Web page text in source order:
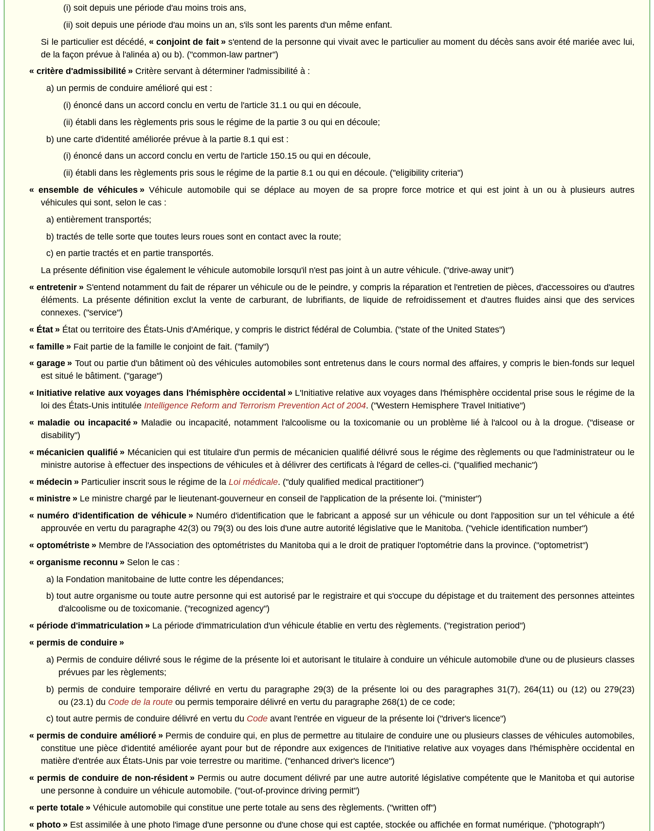
(i) soit depuis une période d'au moins trois ans,
(ii) soit depuis une période d'au moins un an, s'ils sont les parents d'un même enfant.
Si le particulier est décédé,« conjoint de fait »s'entend de la personne qui vivait avec le particulier au moment du décès sans avoir été mariée avec lui,
de la façon prévue à l'alinéa a) ou b). ("common-law partner")
« critère d'admissibilité »Critère servant à déterminer l'admissibilité à :
a) un permis de conduire amélioré qui est :
(i) énoncé dans un accord conclu en vertu de l'article 31.1 ou qui en découle,
(ii) établi dans les règlements pris sous le régime de la partie 3 ou qui en découle;
b) une carte d'identité améliorée prévue à la partie 8.1 qui est :
(i) énoncé dans un accord conclu en vertu de l'article 150.15 ou qui en découle,
(ii) établi dans les règlements pris sous le régime de la partie 8.1 ou qui en découle. ("eligibility criteria")
« ensemble de véhicules » Véhicule automobile qui se déplace au moyen de sa propre force motrice et qui est joint à un ou à plusieurs autres
véhicules qui sont, selon le cas :
a) entièrement transportés;
b) tractés de telle sorte que toutes leurs roues sont en contact avec la route;
c) en partie tractés et en partie transportés.
La présente définition vise également le véhicule automobile lorsqu'il n'est pas joint à un autre véhicule. ("drive-away unit")
« entretenir »S'entend notamment du fait de réparer un véhicule ou de le peindre, y compris la réparation et l'entretien de pièces, d'accessoires ou d'autres
éléments. La présente définition exclut la vente de carburant, de lubrifiants, de liquide de refroidissement et d'autres fluides ainsi que des services
connexes. ("service")
« État »État ou territoire des États-Unis d'Amérique, y compris le district fédéral de Columbia. ("state of the United States")
« famille »Fait partie de la famille le conjoint de fait. ("family")
« garage » Tout ou partie d'un bâtiment où des véhicules automobiles sont entretenus dans le cours normal des affaires, y compris le bien-fonds sur lequel
est situé le bâtiment. ("garage")
« Initiative relative aux voyages dans l'hémisphère occidental »L'Initiative relative aux voyages dans l'hémisphère occidental prise sous le régime de la
loi des États-Unis intituléeIntelligence Reform and Terrorism Prevention Act of 2004. ("Western Hemisphere Travel Initiative")
« maladie ou incapacité » Maladie ou incapacité, notamment l'alcoolisme ou la toxicomanie ou un problème lié à l'alcool ou à la drogue. ("disease or
disability")
« mécanicien qualifié » Mécanicien qui est titulaire d'un permis de mécanicien qualifié délivré sous le régime des règlements ou que l'administrateur ou le
ministre autorise à effectuer des inspections de véhicules et à délivrer des certificats à l'égard de celles-ci. ("qualified mechanic")
« médecin »Particulier inscrit sous le régime de la Loi médicale. ("duly qualified medical practitioner")
« ministre »Le ministre chargé par le lieutenant-gouverneur en conseil de l'application de la présente loi. ("minister")
« numéro d'identification de véhicule »Numéro d'identification que le fabricant a apposé sur un véhicule ou dont l'apposition sur un tel véhicule a été
approuvée en vertu du paragraphe 42(3) ou 79(3) ou des lois d'une autre autorité législative que le Manitoba. ("vehicle identification number")
« optométriste »Membre de l'Association des optométristes du Manitoba qui a le droit de pratiquer l'optométrie dans la province. ("optometrist")
« organisme reconnu »Selon le cas :
a) la Fondation manitobaine de lutte contre les dépendances;
b) tout autre organisme ou toute autre personne qui est autorisé par le registraire et qui s'occupe du dépistage et du traitement des personnes atteintes
d'alcoolisme ou de toxicomanie. ("recognized agency")
« période d'immatriculation »La période d'immatriculation d'un véhicule établie en vertu des règlements. ("registration period")
« permis de conduire »
a) Permis de conduire délivré sous le régime de la présente loi et autorisant le titulaire à conduire un véhicule automobile d'une ou de plusieurs classes
prévues par les règlements;
b) permis de conduire temporaire délivré en vertu du paragraphe 29(3) de la présente loi ou des paragraphes 31(7), 264(11) ou (12) ou 279(23)
ou (23.1) du Code de la routeou permis temporaire délivré en vertu du paragraphe 268(1) de ce code;
c) tout autre permis de conduire délivré en vertu du Codeavant l'entrée en vigueur de la présente loi ("driver's licence")
« permis de conduire amélioré »Permis de conduire qui, en plus de permettre au titulaire de conduire une ou plusieurs classes de véhicules automobiles,
constitue une pièce d'identité améliorée ayant pour but de répondre aux exigences de l'Initiative relative aux voyages dans l'hémisphère occidental en
matière d'entrée aux États-Unis par voie terrestre ou maritime. ("enhanced driver's licence")
« permis de conduire de non-résident » Permis ou autre document délivré par une autre autorité législative compétente que le Manitoba et qui autorise
une personne à conduire un véhicule automobile. ("out-of-province driving permit")
« perte totale »Véhicule automobile qui constitue une perte totale au sens des règlements. ("written off")
« photo »Est assimilée à une photo l'image d'une personne ou d'une chose qui est captée, stockée ou affichée en format numérique. ("photograph")